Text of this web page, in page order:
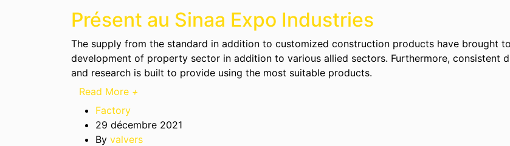
Présent au Sinaa Expo Industries
The supply from the standard in addition to customized construction products have brought
development of property sector in addition to various allied sectors. Furthermore, consistent
and research is built to provide using the most suitable products.
Read More +
Factory
29 décembre 2021
By valvers